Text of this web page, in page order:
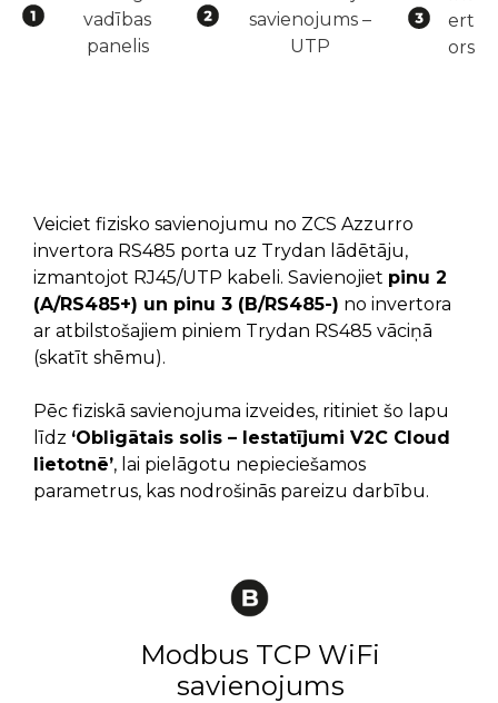
vadības
panelis
savienojums –
UTP
ert
ors
Veiciet fizisko savienojumu no ZCS Azzurro
invertora RS485 porta uz Trydan lādētāju,
izmantojot RJ45/UTP kabeli. Savienojiet pinu 2
(A/RS485+) un pinu 3 (B/RS485-) no invertora
ar atbilstošajiem piniem Trydan RS485 vāciņā
(skatīt shēmu).
Pēc fiziskā savienojuma izveides, ritiniet šo lapu
līdz ‘Obligātais solis – Iestatījumi V2C Cloud
lietotnē’, lai pielāgotu nepieciešamos
parametrus, kas nodrošinās pareizu darbību.
Modbus TCP WiFi
savienojums